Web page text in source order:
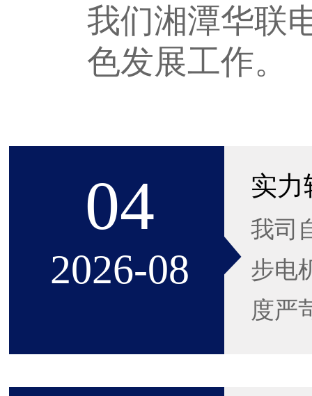
我们湘潭华联
色发展工作。
04
2026-08
我司
步电
度严